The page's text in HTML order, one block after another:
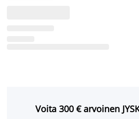
Voita 300 € arvoinen